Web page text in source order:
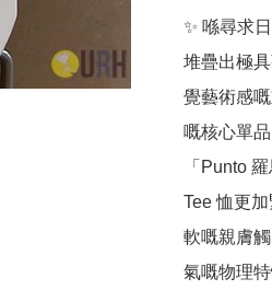
✨ 喺尋求
堆疊出極
覺藝術感
嘅核心單
「Punto
Tee 恤更
軟嘅親膚
氣嘅物理